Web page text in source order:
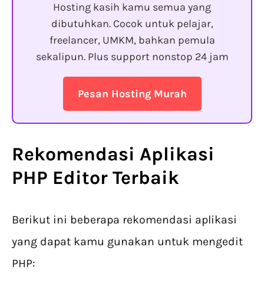
Hosting kasih kamu semua yang
dibutuhkan. Cocok untuk pelajar,
freelancer, UMKM, bahkan pemula
sekalipun. Plus support nonstop 24 jam
Pesan Hosting Murah
Rekomendasi Aplikasi
PHP Editor Terbaik
Berikut ini beberapa rekomendasi aplikasi
yang dapat kamu gunakan untuk mengedit
PHP: